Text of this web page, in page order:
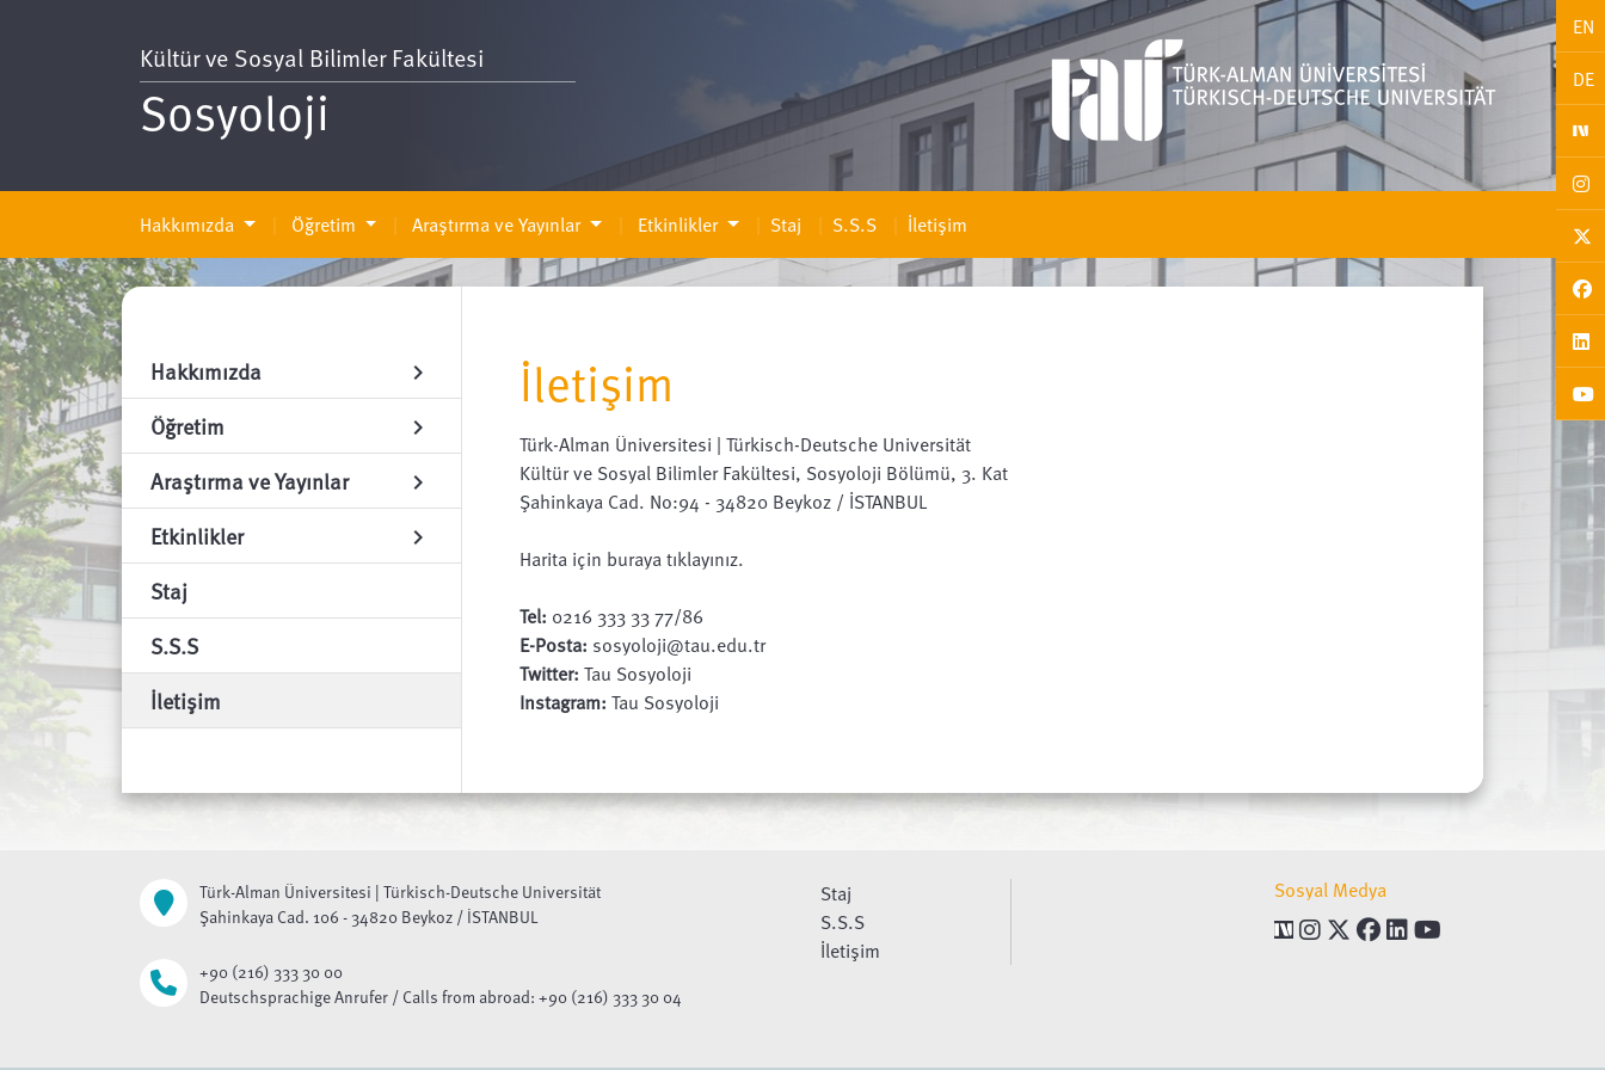
EN
DE
Kültür ve Sosyal Bilimler Fakültesi
Sosyoloji
Hakkımızda Öğretim Araştırma ve Yayınlar Etkinlikler Staj S.S.S İletişim
Hakkımızda chevron_right
Öğretim chevron_right
Araştırma ve Yayınlar chevron_right
Etkinlikler chevron_right
Staj
S.S.S
İletişim
İletişim
Türk-Alman Üniversitesi | Türkisch-Deutsche Universität
Kültür ve Sosyal Bilimler Fakültesi, Sosyoloji Bölümü, 3. Kat
Şahinkaya Cad. No:94 - 34820 Beykoz / İSTANBUL
Harita için buraya tıklayınız.
Tel: 0216 333 33 77/86
E-Posta: sosyoloji@tau.edu.tr
Twitter: Tau Sosyoloji
Instagram: Tau Sosyoloji
Türk-Alman Üniversitesi | Türkisch-Deutsche Universität
Şahinkaya Cad. 106 - 34820 Beykoz / İSTANBUL
+90 (216) 333 30 00
Deutschsprachige Anrufer / Calls from abroad: +90 (216) 333 30 04
Staj
S.S.S
İletişim
Sosyal Medya